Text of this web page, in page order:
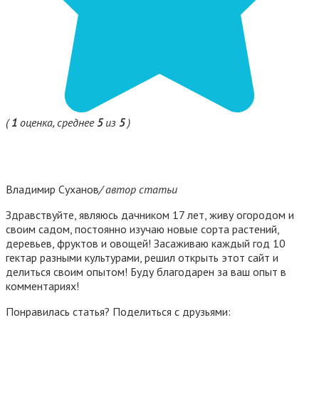
(1 оценка, среднее5из 5)
Владимир Суханов/ автор статьи
Здравствуйте, являюсь дачником 17 лет, живу огородом и
своим садом, постоянно изучаю новые сорта растений,
деревьев, фруктов и овощей! Засаживаю каждый год 10
гектар разными культурами, решил открыть этот сайт и
делиться своим опытом! Буду благодарен за ваш опыт в
комментариях!
Понравилась статья? Поделиться с друзьями: